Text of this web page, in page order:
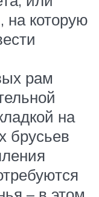
на которую
рам
на
брусьев